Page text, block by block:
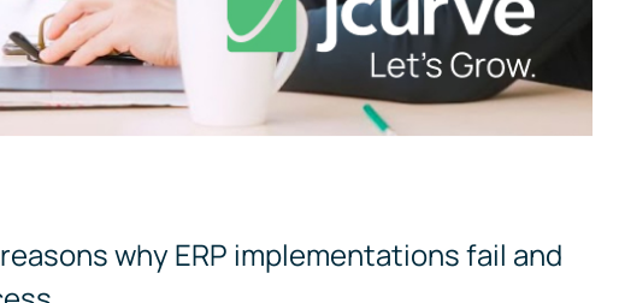
why ERP implementations fail and